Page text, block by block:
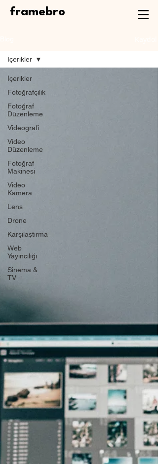
framebro
İçerikler
Fotoğrafçılık
Fotoğraf
Düzenleme
Videografi
Video
Düzenleme
Fotoğraf
Makinesi
Video
Kamera
Lens
Drone
Karşılaştırma
Web
Yayıncılığı
Sinema &
TV
İçerikler